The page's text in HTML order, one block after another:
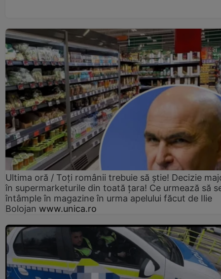
Ultima oră / Toți românii trebuie să știe! Decizie
în supermarketurile din toată țara! Ce urmează să
întâmple în magazine în urma apelului făcut de Ilie
Bolojan www.unica.ro